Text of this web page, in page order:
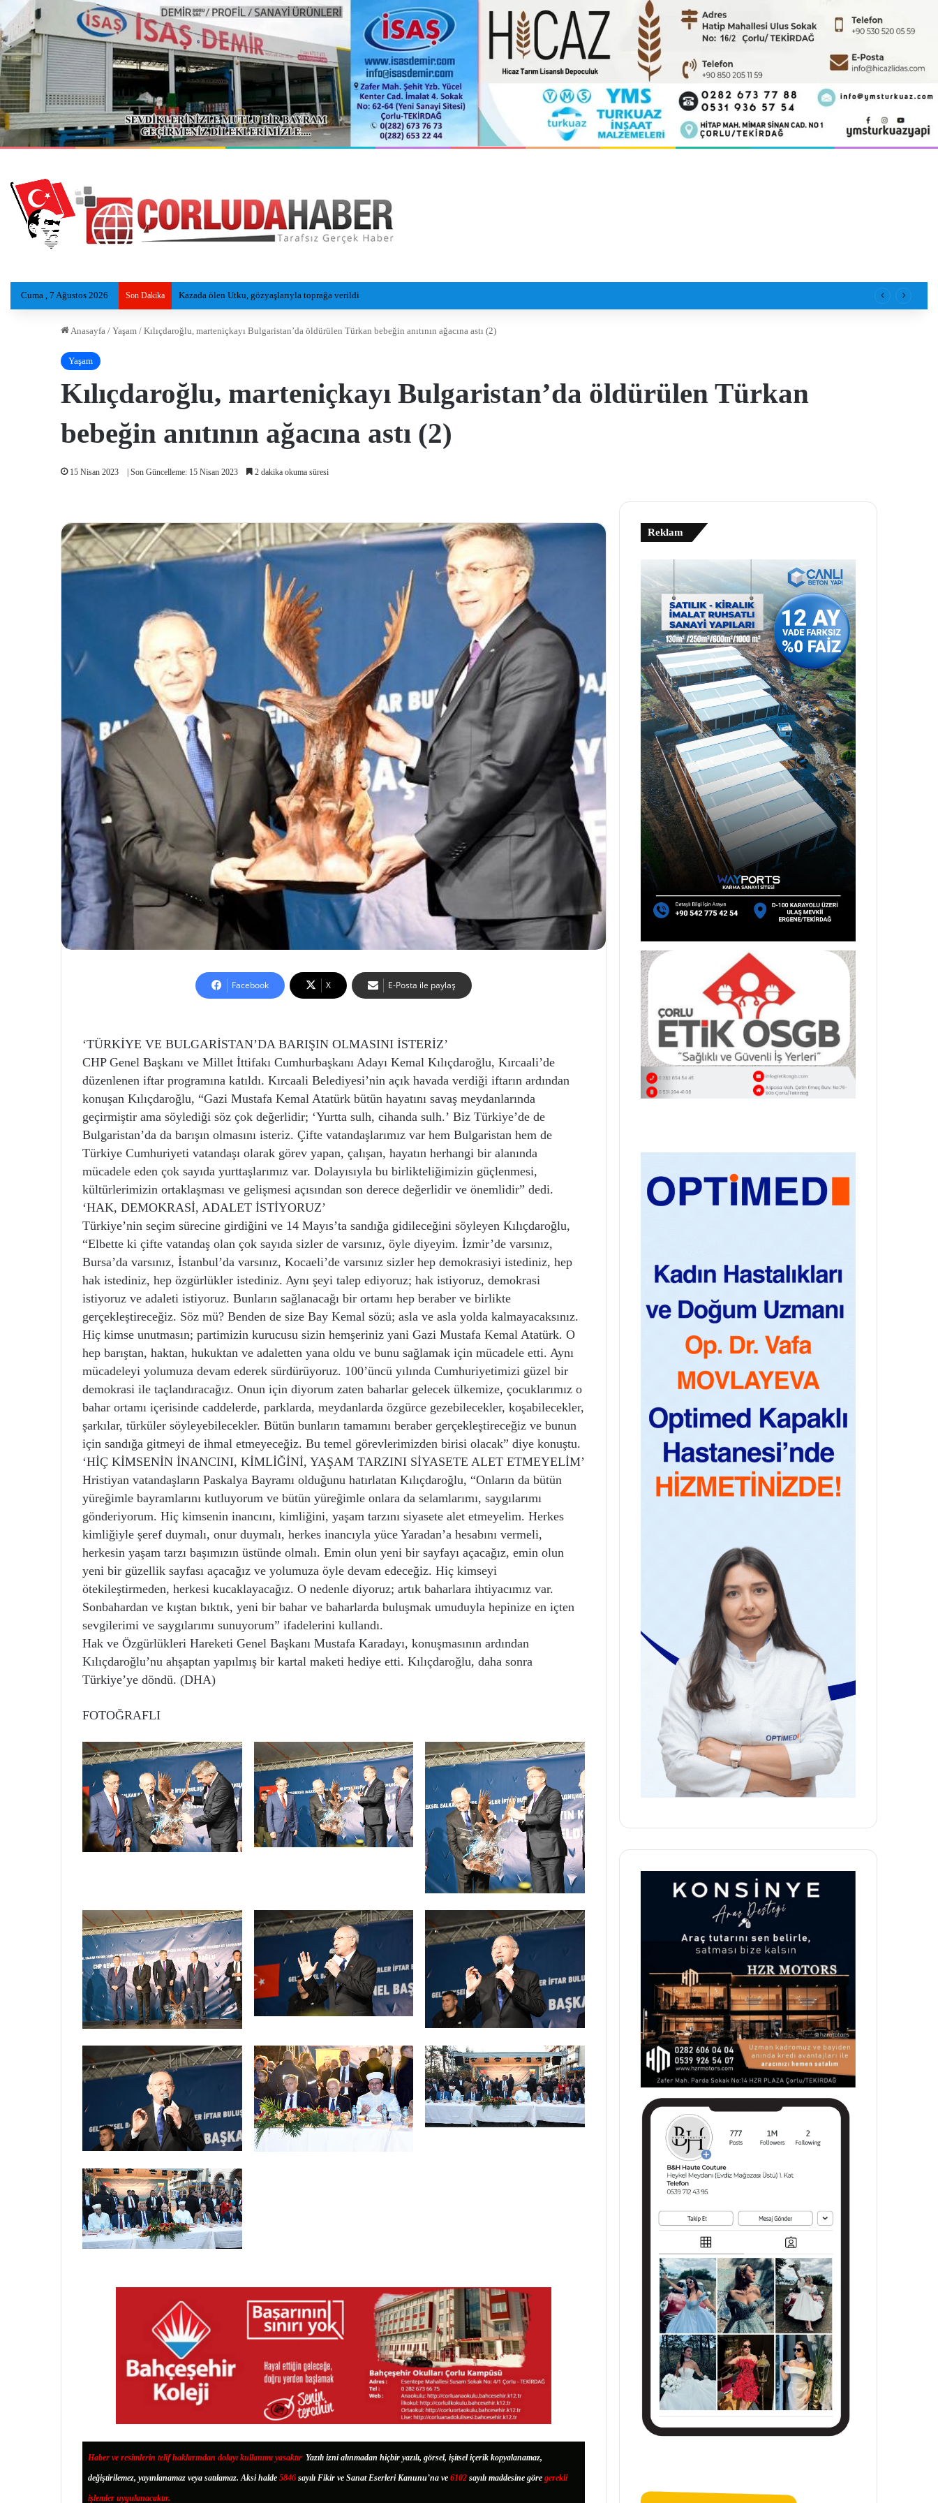
Cuma , 7 Ağustos 2026 Son Dakika Çorluspor 1947, Bolu Kampında Yeni Sezon Hazırlıklarını Sürdürüyor
Anasayfa / Yaşam / Kılıçdaroğlu, marteniçkayı Bulgaristan’da öldürülen Türkan bebeğin anıtının ağacına astı (2)
Yaşam
Kılıçdaroğlu, marteniçkayı Bulgaristan’da öldürülen Türkan
bebeğin anıtının ağacına astı (2)
15 Nisan 2023 | Son Güncelleme: 15 Nisan 2023 2 dakika okuma süresi
Facebook X E-Posta ile paylaş
‘TÜRKİYE VE BULGARİSTAN’DA BARIŞIN OLMASINI İSTERİZ’
CHP Genel Başkanı ve Millet İttifakı Cumhurbaşkanı Adayı Kemal Kılıçdaroğlu, Kırcaali’de
düzenlenen iftar programına katıldı. Kırcaali Belediyesi’nin açık havada verdiği iftarın ardından
konuşan Kılıçdaroğlu, “Gazi Mustafa Kemal Atatürk bütün hayatını savaş meydanlarında
geçirmiştir ama söylediği söz çok değerlidir; ‘Yurtta sulh, cihanda sulh.’ Biz Türkiye’de de
Bulgaristan’da da barışın olmasını isteriz. Çifte vatandaşlarımız var hem Bulgaristan hem de
Türkiye Cumhuriyeti vatandaşı olarak görev yapan, çalışan, hayatın herhangi bir alanında
mücadele eden çok sayıda yurttaşlarımız var. Dolayısıyla bu birlikteliğimizin güçlenmesi,
kültürlerimizin ortaklaşması ve gelişmesi açısından son derece değerlidir ve önemlidir” dedi.
‘HAK, DEMOKRASİ, ADALET İSTİYORUZ’
Türkiye’nin seçim sürecine girdiğini ve 14 Mayıs’ta sandığa gidileceğini söyleyen Kılıçdaroğlu,
“Elbette ki çifte vatandaş olan çok sayıda sizler de varsınız, öyle diyeyim. İzmir’de varsınız,
Bursa’da varsınız, İstanbul’da varsınız, Kocaeli’de varsınız sizler hep demokrasiyi istediniz, hep
hak istediniz, hep özgürlükler istediniz. Aynı şeyi talep ediyoruz; hak istiyoruz, demokrasi
istiyoruz ve adaleti istiyoruz. Bunların sağlanacağı bir ortamı hep beraber ve birlikte
gerçekleştireceğiz. Söz mü? Benden de size Bay Kemal sözü; asla ve asla yolda kalmayacaksınız.
Hiç kimse unutmasın; partimizin kurucusu sizin hemşeriniz yani Gazi Mustafa Kemal Atatürk. O
hep barıştan, haktan, hukuktan ve adaletten yana oldu ve bunu sağlamak için mücadele etti. Aynı
mücadeleyi yolumuza devam ederek sürdürüyoruz. 100’üncü yılında Cumhuriyetimizi güzel bir
demokrasi ile taçlandıracağız. Onun için diyorum zaten baharlar gelecek ülkemize, çocuklarımız o
bahar ortamı içerisinde caddelerde, parklarda, meydanlarda özgürce gezebilecekler, koşabilecekler,
şarkılar, türküler söyleyebilecekler. Bütün bunların tamamını beraber gerçekleştireceğiz ve bunun
için sandığa gitmeyi de ihmal etmeyeceğiz. Bu temel görevlerimizden birisi olacak” diye konuştu.
‘HİÇ KİMSENİN İNANCINI, KİMLİĞİNİ, YAŞAM TARZINI SİYASETE ALET ETMEYELİM’
Hristiyan vatandaşların Paskalya Bayramı olduğunu hatırlatan Kılıçdaroğlu, “Onların da bütün
yüreğimle bayramlarını kutluyorum ve bütün yüreğimle onlara da selamlarımı, saygılarımı
gönderiyorum. Hiç kimsenin inancını, kimliğini, yaşam tarzını siyasete alet etmeyelim. Herkes
kimliğiyle şeref duymalı, onur duymalı, herkes inancıyla yüce Yaradan’a hesabını vermeli,
herkesin yaşam tarzı başımızın üstünde olmalı. Emin olun yeni bir sayfayı açacağız, emin olun
yeni bir güzellik sayfası açacağız ve yolumuza öyle devam edeceğiz. Hiç kimseyi
ötekileştirmeden, herkesi kucaklayacağız. O nedenle diyoruz; artık baharlara ihtiyacımız var.
Sonbahardan ve kıştan bıktık, yeni bir bahar ve baharlarda buluşmak umuduyla hepinize en içten
sevgilerimi ve saygılarımı sunuyorum” ifadelerini kullandı.
Hak ve Özgürlükleri Hareketi Genel Başkanı Mustafa Karadayı, konuşmasının ardından
Kılıçdaroğlu’nu ahşaptan yapılmış bir kartal maketi hediye etti. Kılıçdaroğlu, daha sonra
Türkiye’ye döndü. (DHA)
FOTOĞRAFLI
Haber ve resimlerin telif haklarından dolayı kullanımı yasaktır. Yazılı izni alınmadan hiçbir yazılı, görsel, işitsel içerik kopyalanamaz,
değiştirilemez, yayınlanamaz veya satılamaz. Aksi halde 5846 sayılı Fikir ve Sanat Eserleri Kanunu’na ve 6102 sayılı maddesine göre gerekli
işlemler uygulanacaktır.
Reklam